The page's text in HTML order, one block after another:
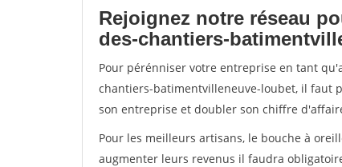
Rejoignez notre réseau
des-chantiers-
Pour pérénniser votre entreprise en tant
chantiers-batimentvilleneuve-loubet, il faut
son entreprise et doubler son chiffre
Pour les meilleurs artisans, le bouche à
augmenter leurs revenus il faudra